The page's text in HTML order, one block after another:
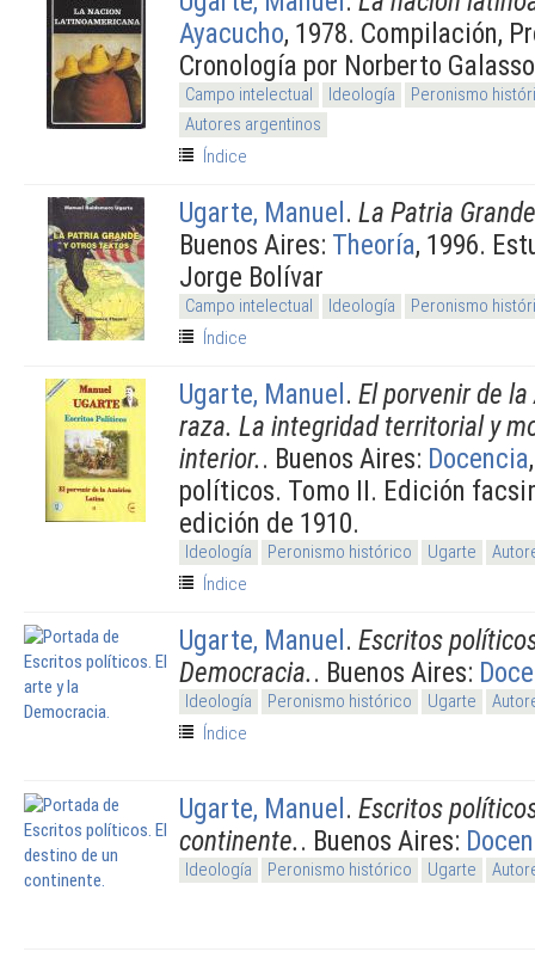
Ayacucho, 1978. Compilación,
Cronología por Norberto Galasso
Campo intelectual Ideología
Peronismo
Autores argentinos
Índice
Ugarte, Manuel. La Patria
Buenos Aires: Theoría, 1996.
Jorge Bolívar
Campo intelectual Ideología
Peronismo
Índice
Ugarte, Manuel. El porvenir de
raza. La integridad territorial y
interior.. Buenos Aires: Docencia
políticos. Tomo II. Edición
edición de 1910.
Ideología Peronismo histórico Ugarte
Índice
Ugarte, Manuel. Escritos
Democracia.. Buenos Aires:
Ideología Peronismo histórico Ugarte
Índice
Ugarte, Manuel. Escritos
continente.. Buenos Aires:
Ideología Peronismo histórico Ugarte